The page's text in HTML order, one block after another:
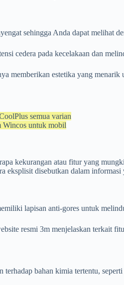
sehingga Anda dapat melihat
cedera pada kecelakaan dan
memberikan estetika yang menarik
semua varian
Wincos untuk mobil
kekurangan atau fitur yang
eksplisit disebutkan dalam
lapisan anti-gores untuk
resmi 3m menjelaskan terkait
bahan kimia tertentu,